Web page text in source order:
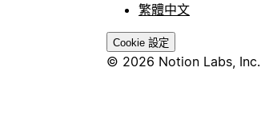
繁體中文
Cookie 設定
© 2026 Notion Labs, Inc.